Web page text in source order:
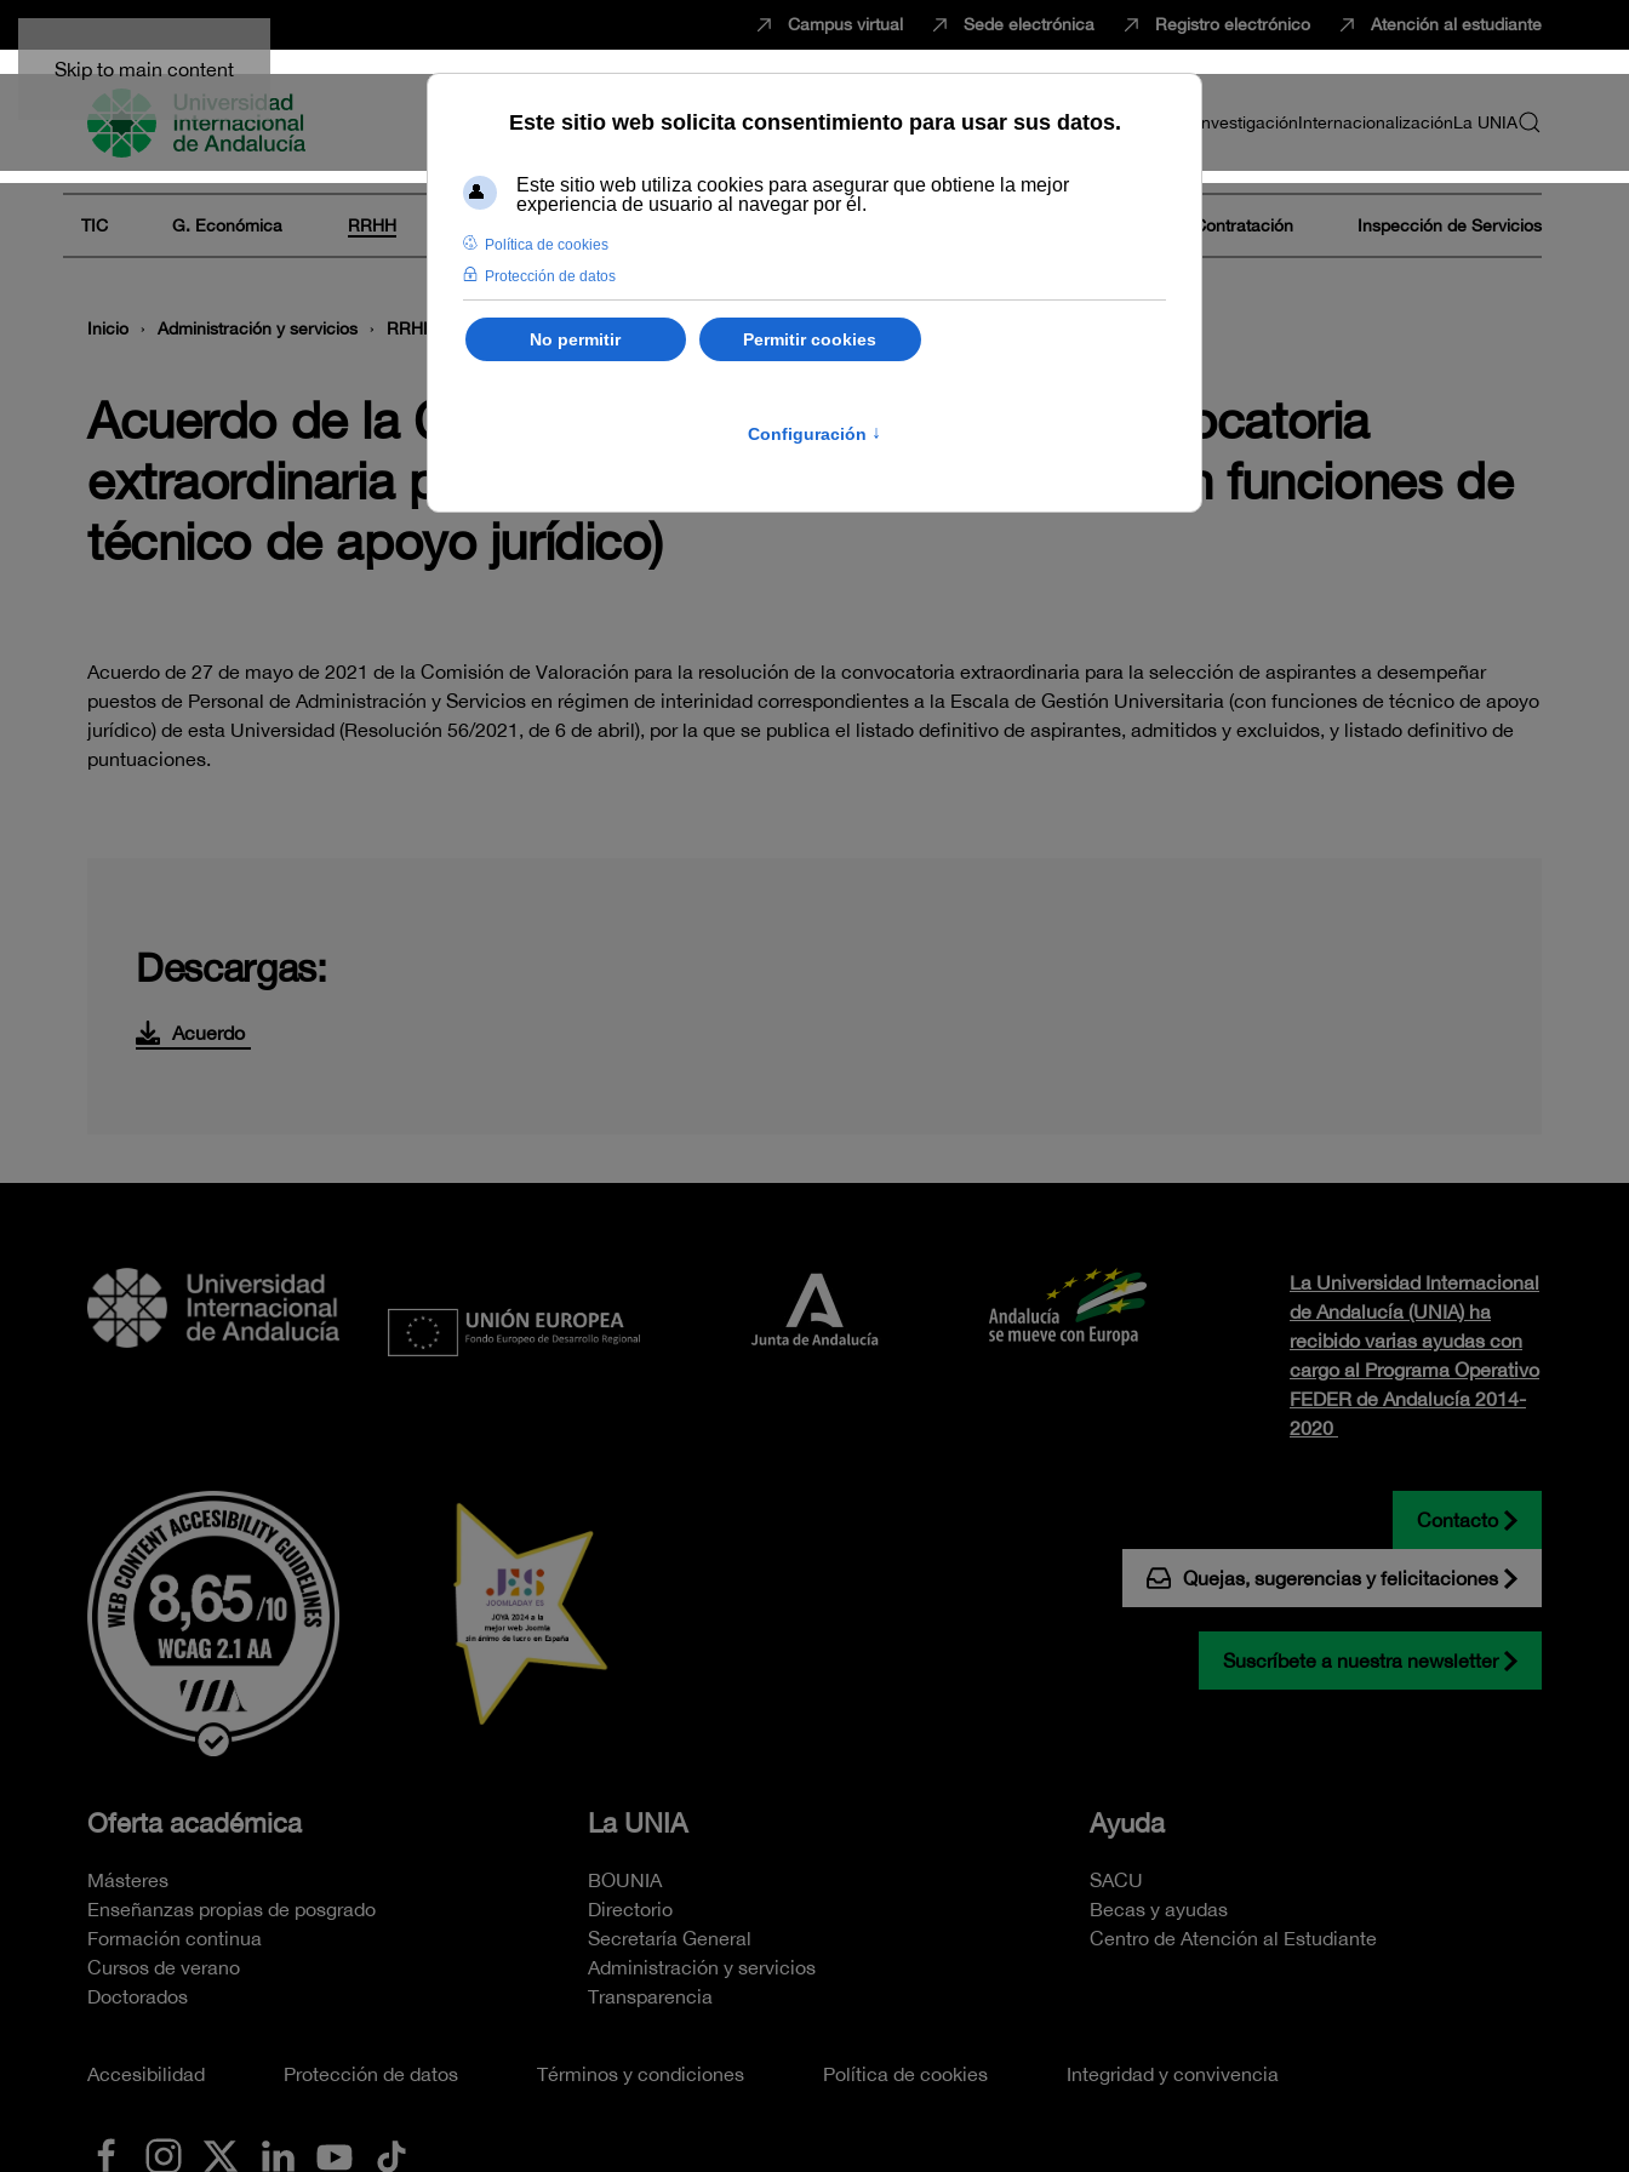
Skip to main content
Campus virtual Sede electrónica Registro electrónico Atención al estudiante
EstudiarInnovaciónVida universitariaProfesorado InvestigaciónInternacionalizaciónLa UNIA
TIC G. Económica RRHH Área de Contratación Inspección de Servicios
Inicio Administración y servicios RRHH Empleo Novedades en empleo
Acuerdo de la Comisión de Valoración de la convocatoria
extraordinaria para la selección de aspirantes (con funciones de
técnico de apoyo jurídico)
Acuerdo de 27 de mayo de 2021 de la Comisión de Valoración para la resolución de la convocatoria extraordinaria para la selección de aspirantes a desempeñar
puestos de Personal de Administración y Servicios en régimen de interinidad correspondientes a la Escala de Gestión Universitaria (con funciones de técnico de apoyo
jurídico) de esta Universidad (Resolución 56/2021, de 6 de abril), por la que se publica el listado definitivo de aspirantes, admitidos y excluidos, y listado definitivo de
puntuaciones.
Descargas:
Acuerdo
La Universidad Internacional
de Andalucía (UNIA) ha
recibido varias ayudas con
cargo al Programa Operativo
FEDER de Andalucía 2014-
2020
Contacto
Quejas, sugerencias y felicitaciones
Suscríbete a nuestra newsletter
Oferta académica
Másteres
Enseñanzas propias de posgrado
Formación continua
Cursos de verano
Doctorados
La UNIA
BOUNIA
Directorio
Secretaría General
Administración y servicios
Transparencia
Ayuda
SACU
Becas y ayudas
Centro de Atención al Estudiante
Accesibilidad Protección de datos Términos y condiciones Política de cookies Integridad y convivencia